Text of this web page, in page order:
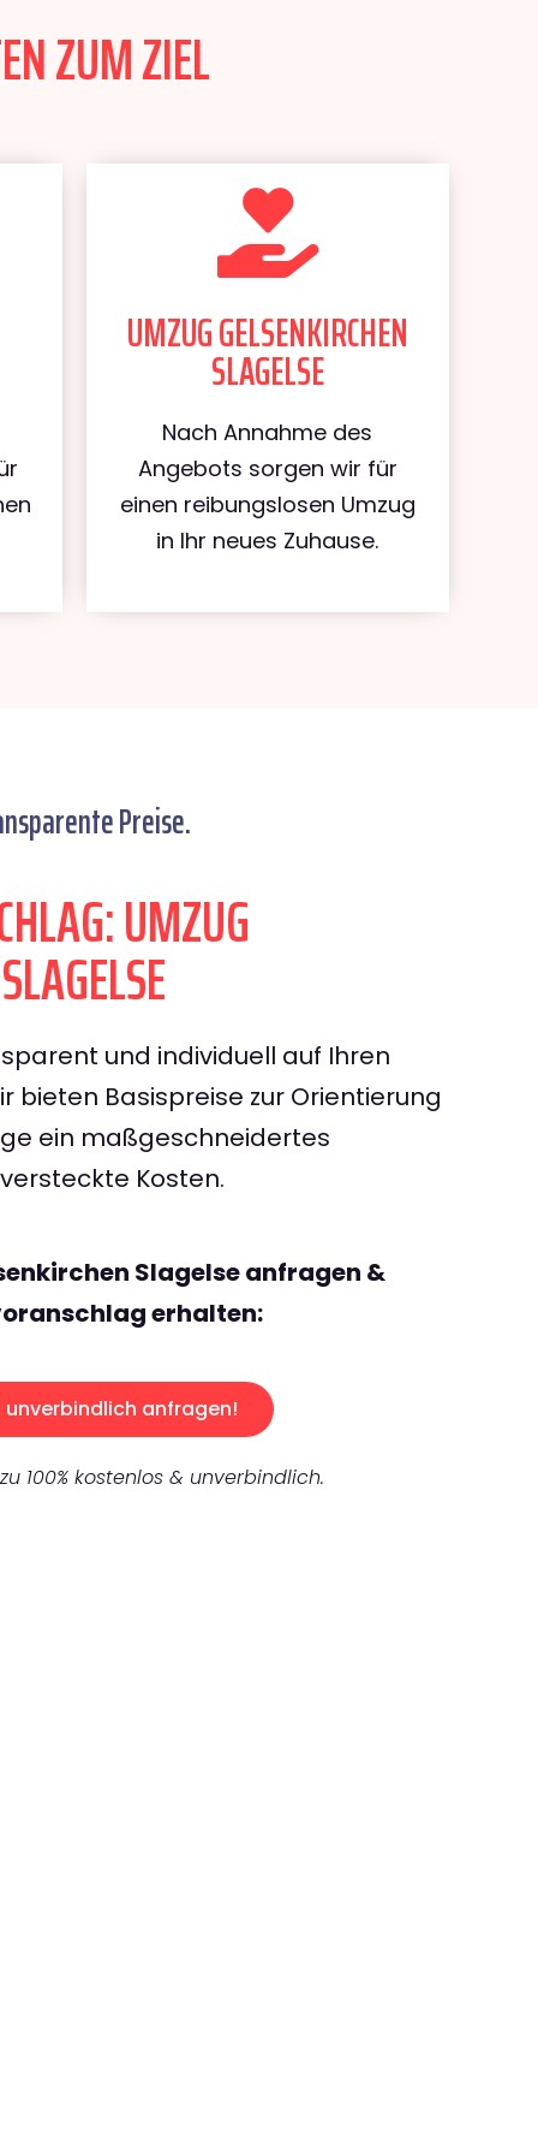
ZUM ZIEL
UMZUG GELSENKIRCHEN
SLAGELSE
Nach Annahme des
Angebots sorgen wir für
einen reibungslosen Umzug
in Ihr neues Zuhause.
Preise.
UMZUG
und individuell auf Ihren
bieten Basispreise zur Orientierung
ein maßgeschneidertes
Kosten.
Slagelse anfragen &
erhalten:
unverbindlich anfragen!
100% kostenlos & unverbindlich.